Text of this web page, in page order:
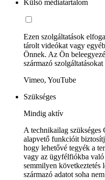
Külső médiatartalom
Ezen szolgáltatások
tárolt videókat vagy
Önnek. Az Ön
származó
Vimeo, YouTube
Szükséges
Mindig aktív
A technikailag
alapvető funkcióit
hogy lehetővé tegyék a
vagy az ügyfélfiókba
semmilyen következtetés
származó adatot soha